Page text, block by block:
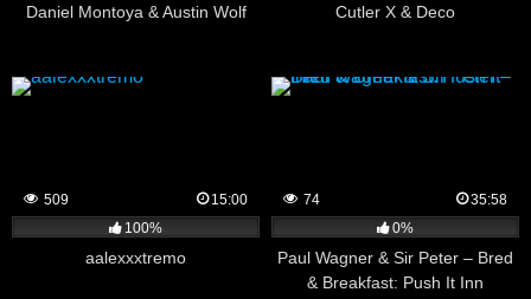
Daniel Montoya & Austin Wolf Cutler X & Deco
509
15:00
100%
aalexxxtremo
74
35:58
0%
Paul Wagner & Sir Peter – Bred
& Breakfast: Push It Inn